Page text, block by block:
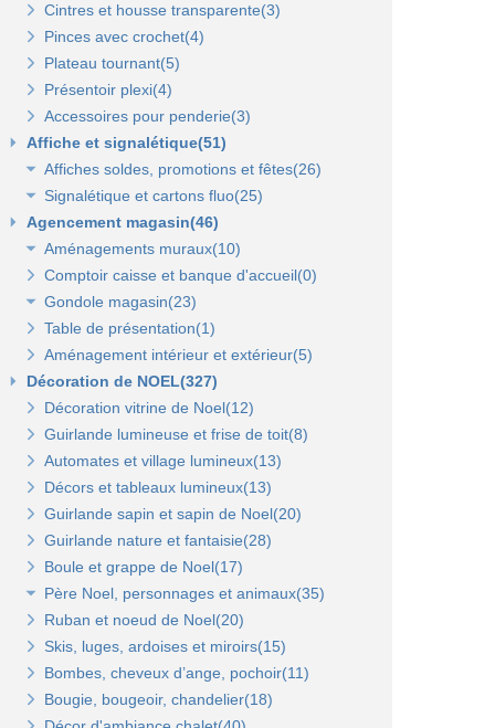
Cintres et housse transparente(3)
Pinces avec crochet(4)
Plateau tournant(5)
Présentoir plexi(4)
Accessoires pour penderie(3)
Affiche et signalétique(51)
Affiches soldes, promotions et fêtes(26)
Affiches fêtes(5)
Affiches soldes(21)
Signalétique et cartons fluo(25)
Cartons fluo(13)
Plaques signalétiques(10)
Tableaux horaires(2)
Agencement magasin(46)
Aménagements muraux(10)
Panneaux rainurés et accessoires(10)
Panneaux rainurés(0)
Rails et profils(0)
Gondole panneau rainuré(2)
Broches pour panneaux(3)
Tablettes bois et supports(3)
Tablettes verre et supports(3)
Autres supports(5)
Bras et penderies pour panneaux standard(0)
Panneaux en bois Opus(0)
Panneaux Opus(0)
Tablettes bois et supports Opus(0)
Accessoires pour panneaux Opus(0)
Tablettes verre et supports Opus(0)
Comptoir caisse et banque d'accueil(0)
Gondole magasin(23)
Gondoles métalliques fond métal(15)
Gondole simple de départ fond métal(0)
Gondole double de départ(0)
Montant terminal métal(0)
Broches et barres de charge(6)
Penderies et bras fond métal(4)
Tablettes et paniers(5)
Gondoles métalliques fond bois(8)
Gondole simple de départ fond bois(0)
Montant terminal pour fond bois(0)
Penderies et bras fond bois(4)
Tablettes(4)
Table de présentation(1)
Aménagement intérieur et extérieur(5)
Décoration de NOEL(327)
Décoration vitrine de Noel(12)
Guirlande lumineuse et frise de toit(8)
Automates et village lumineux(13)
Décors et tableaux lumineux(13)
Guirlande sapin et sapin de Noel(20)
Guirlande nature et fantaisie(28)
Boule et grappe de Noel(17)
Père Noel, personnages et animaux(35)
Animaux et personnages(18)
Bonhomme de neige(11)
Père Noel(13)
Ruban et noeud de Noel(20)
Skis, luges, ardoises et miroirs(15)
Bombes, cheveux d’ange, pochoir(11)
Bougie, bougeoir, chandelier(18)